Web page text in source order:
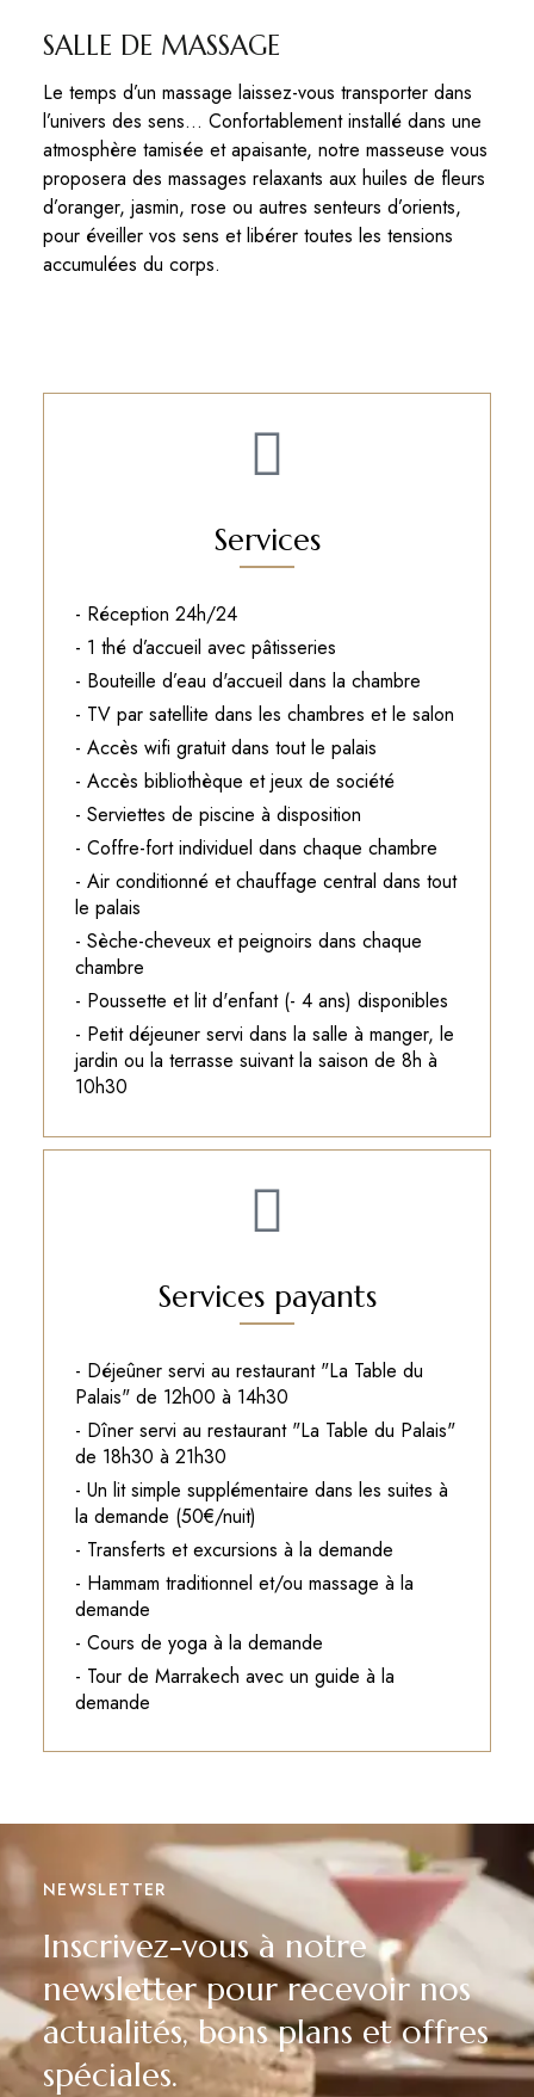
SALLE DE MASSAGE
Le temps d’un massage laissez-vous transporter dans
l’univers des sens… Confortablement installé dans une
atmosphère tamisée et apaisante, notre masseuse vous
proposera des massages relaxants aux huiles de fleurs
d’oranger, jasmin, rose ou autres senteurs d’orients,
pour éveiller vos sens et libérer toutes les tensions
accumulées du corps.
Services
- Réception 24h/24
- 1 thé d’accueil avec pâtisseries
- Bouteille d’eau d'accueil dans la chambre
- TV par satellite dans les chambres et le salon
- Accès wifi gratuit dans tout le palais
- Accès bibliothèque et jeux de société
- Serviettes de piscine à disposition
- Coffre-fort individuel dans chaque chambre
- Air conditionné et chauffage central dans tout
le palais
- Sèche-cheveux et peignoirs dans chaque
chambre
- Poussette et lit d'enfant (- 4 ans) disponibles
- Petit déjeuner servi dans la salle à manger, le
jardin ou la terrasse suivant la saison de 8h à
10h30
Services payants
- Déjeûner servi au restaurant "La Table du
Palais" de 12h00 à 14h30
- Dîner servi au restaurant "La Table du Palais"
de 18h30 à 21h30
- Un lit simple supplémentaire dans les suites à
la demande (50€/nuit)
- Transferts et excursions à la demande
- Hammam traditionnel et/ou massage à la
demande
- Cours de yoga à la demande
- Tour de Marrakech avec un guide à la
demande
NEWSLETTER
Inscrivez-vous à notre
newsletter pour recevoir nos
actualités, bons plans et offres
spéciales.